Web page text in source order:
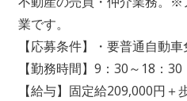
業です。
【応募条件】・要普通自動
【勤務時間】9：30～18：
【給与】固定給209,000円＋